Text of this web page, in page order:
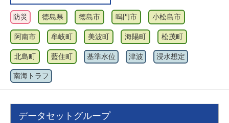
防災 徳島県 徳島市 鳴門市 小松島市
阿南市 牟岐町 美波町 海陽町 松茂町
北島町 藍住町 基準水位 津波 浸水想定
南海トラフ
データセットグループ